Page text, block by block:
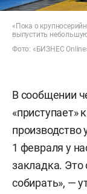
«Пока о
выпустить
Фото: «БИЗНЕС
В сообщении
«приступает»
производство
1 февраля у
закладка. Это
собирать», —